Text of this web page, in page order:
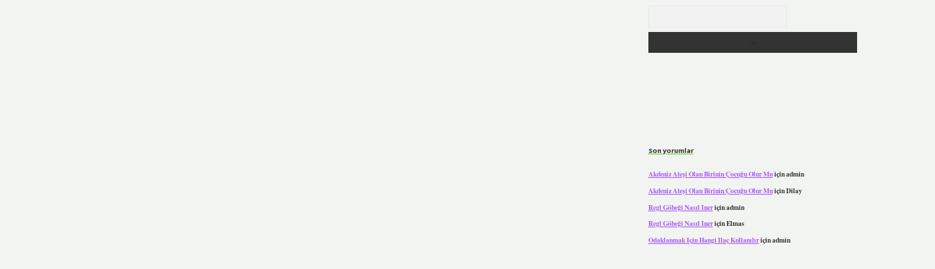
Son yorumlar
Akdeniz Ateşi Olan Birinin Çocuğu Olur Muiçinadmin
Akdeniz Ateşi Olan Birinin Çocuğu Olur MuiçinDilay
Regl Göbeği Nasıl Ineriçinadmin
Regl Göbeği Nasıl IneriçinElmas
Odaklanmak Için Hangi Ilaç Kullanılıriçinadmin